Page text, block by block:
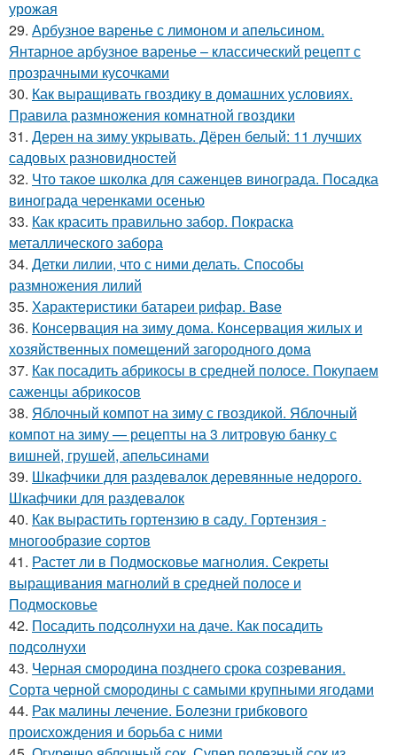
урожая
29. Арбузное варенье с лимоном и апельсином.
Янтарное арбузное варенье – классический рецепт с
прозрачными кусочками
30. Как выращивать гвоздику в домашних условиях.
Правила размножения комнатной гвоздики
31. Дерен на зиму укрывать. Дёрен белый: 11 лучших
садовых разновидностей
32. Что такое школка для саженцев винограда. Посадка
винограда черенками осенью
33. Как красить правильно забор. Покраска
металлического забора
34. Детки лилии, что с ними делать. Способы
размножения лилий
35. Характеристики батареи рифар. Base
36. Консервация на зиму дома. Консервация жилых и
хозяйственных помещений загородного дома
37. Как посадить абрикосы в средней полосе. Покупаем
саженцы абрикосов
38. Яблочный компот на зиму с гвоздикой. Яблочный
компот на зиму — рецепты на 3 литровую банку с
вишней, грушей, апельсинами
39. Шкафчики для раздевалок деревянные недорого.
Шкафчики для раздевалок
40. Как вырастить гортензию в саду. Гортензия -
многообразие сортов
41. Растет ли в Подмосковье магнолия. Секреты
выращивания магнолий в средней полосе и
Подмосковье
42. Посадить подсолнухи на даче. Как посадить
подсолнухи
43. Черная смородина позднего срока созревания.
Сорта черной смородины с самыми крупными ягодами
44. Рак малины лечение. Болезни грибкового
происхождения и борьба с ними